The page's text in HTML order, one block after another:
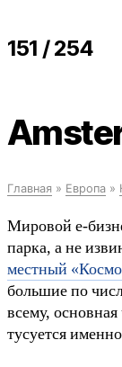
151 / 254
Главная » Европа »
Мировой е-
парка, а не
местный
большие по
всему,
тусуется